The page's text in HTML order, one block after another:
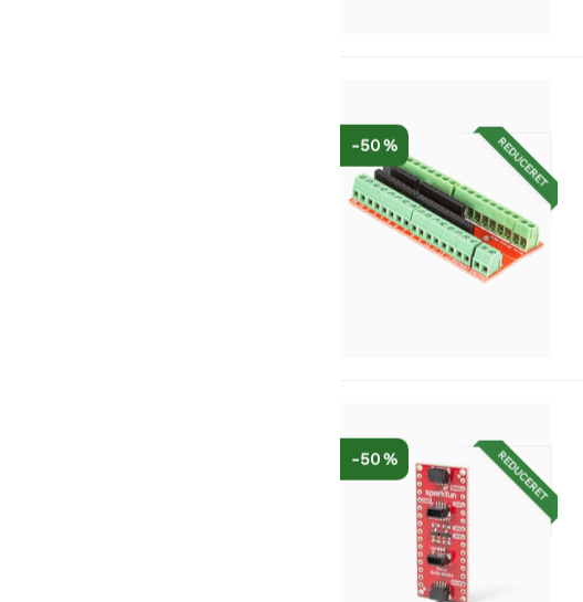
REDUCERET
-50 %
REDUCERET
-50 %